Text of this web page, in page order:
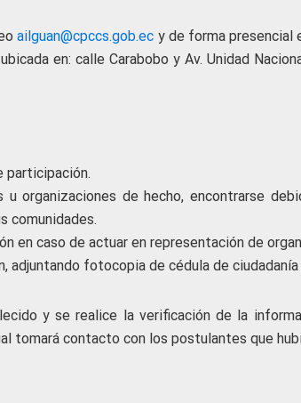
ailguan@cpccs.gob.ec y de forma presencial
en: calle Carabobo y Av. Unidad
participación.
u organizaciones de hecho, encontrarse
comunidades.
en caso de actuar en representación de
adjuntando fotocopia de cédula de
y se realice la verificación de la
tomará contacto con los postulantes que